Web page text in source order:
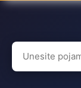
Search
for: